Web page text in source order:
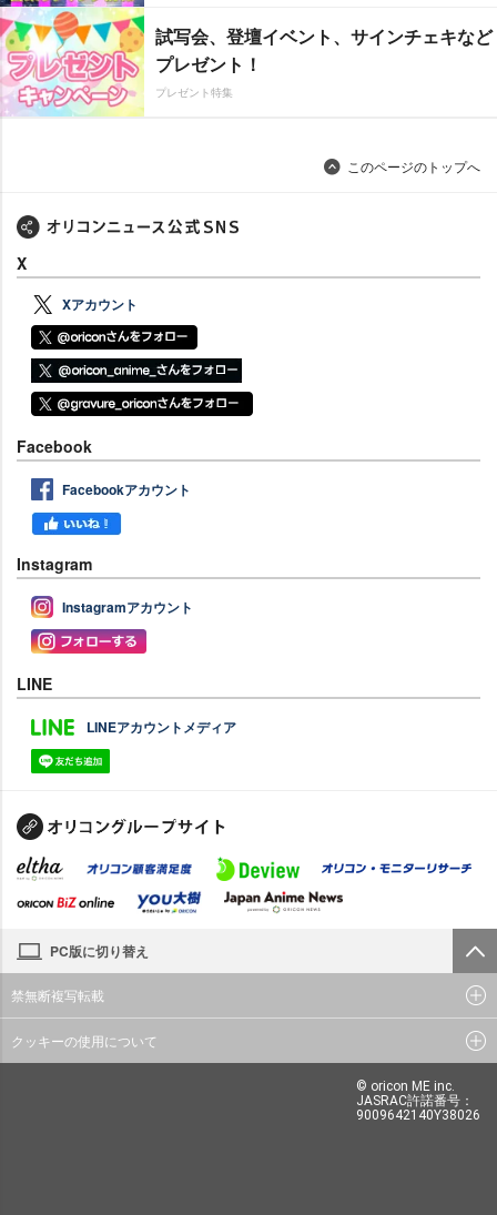
試写会、登壇イベント、サインチェキなど
プレゼント！
プレゼント特集
このページのトップへ
X
Xアカウント
Facebook
Facebookアカウント
Instagram
Instagramアカウント
LINE
LINEアカウントメディア
PC版に切り替え
禁無断複写転載
クッキーの使用について
© oricon ME inc.
JASRAC許諾番号：
9009642140Y38026